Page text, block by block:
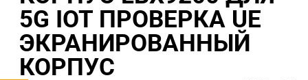
5G IOT ПРОВЕРКА UE
ЭКРАНИРОВАННЫЙ
КОРПУС